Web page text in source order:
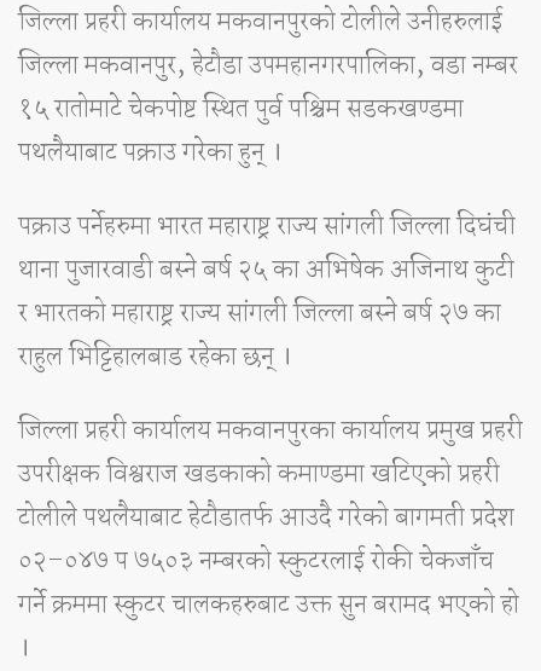
जिल्ला प्रहरी कार्यालय मकवानपुरको टोलीले उनीहरुलाई
जिल्ला मकवानपुर, हेटौडा उपमहानगरपालिका, वडा नम्बर
१५ रातोमाटे चेकपोष्ट स्थित पुर्व पश्चिम सडकखण्डमा
पथलैयाबाट पक्राउ गरेका हुन् ।
पक्राउ पर्नेहरुमा भारत महाराष्ट्र राज्य सांगली जिल्ला दिघंची
थाना पुजारवाडी बस्ने बर्ष २५ का अभिषेक अजिनाथ कुटी
र भारतको महाराष्ट्र राज्य सांगली जिल्ला बस्ने बर्ष २७ का
राहुल भिट्टिहालबाड रहेका छन् ।
जिल्ला प्रहरी कार्यालय मकवानपुरका कार्यालय प्रमुख प्रहरी
उपरीक्षक विश्वराज खडकाको कमाण्डमा खटिएको प्रहरी
टोलीले पथलैयाबाट हेटौडातर्फ आउदै गरेको बागमती प्रदेश
०२–०४७ प ७५०३ नम्बरको स्कुटरलाई रोकी चेकजाँच
गर्ने क्रममा स्कुटर चालकहरुबाट उक्त सुन बरामद भएको हो
।